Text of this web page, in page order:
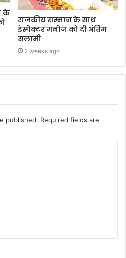
के
राजकीय सम्मान के साथ
इंस्पेक्टर मनोज को दी अंतिम
सलामी
2 weeks ago
published. Required fields are